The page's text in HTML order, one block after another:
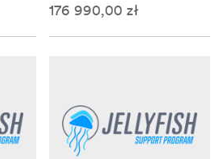
176 990,00 zł